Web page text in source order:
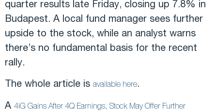
quarter results late Friday, closing up 7.8% in
Budapest. A local fund manager sees further
upside to the stock, while an analyst warns
there’s no fundamental basis for the recent
rally.
The whole article is available here.
A 4iG Gains After 4Q Earnings, Stock May Offer Further